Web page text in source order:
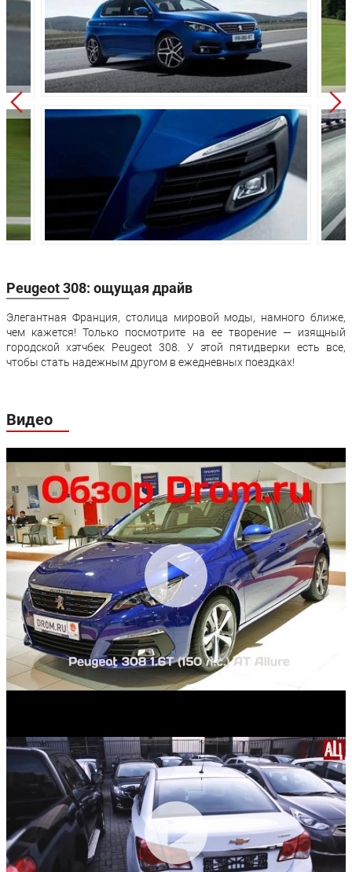
1804 мм 1815 мм
Высота: 1457 мм 1498 мм
Колёсная база: 2620 мм 2608 мм
Клиренс: 160 мм 160 мм
Масса: 1248 кг
348 л
Трансмиссия: Механическая Механическая
Передний Передний
Передняя
подвеска:
Независимая -
McPherson
Независимая -
McPherson
Задняя подвеска:
- торсионная
балка
Передние
тормоза:
Дисковые
вентилируемые
Дисковые
Задние тормоза: Дисковые Дисковые
Гарантия:
Peugeot 308: ощущая драйв
Элегантная Франция, столица мировой моды, намного ближе,
чем кажется! Только посмотрите на ее творение — изящный
городской хэтчбек Peugeot 308. У этой пятидверки есть все,
чтобы стать надежным другом в ежедневных поездках!
Видео